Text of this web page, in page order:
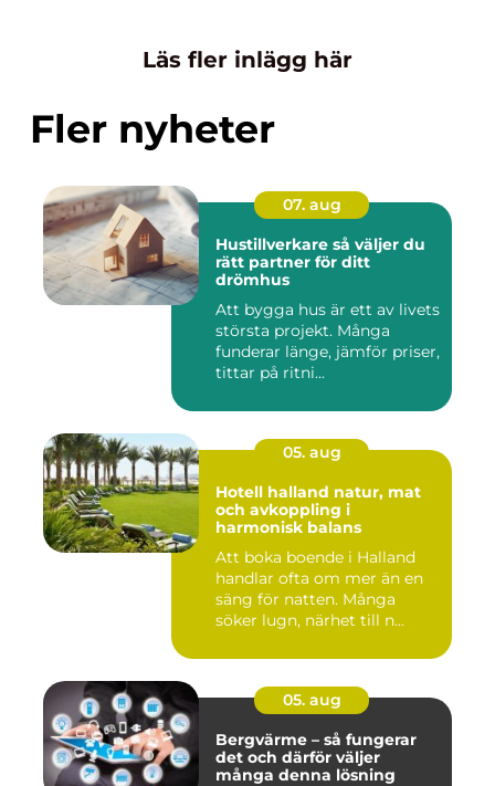
Läs fler inlägg här
Fler nyheter
07. aug
Hustillverkare så väljer du
rätt partner för ditt
drömhus
Att bygga hus är ett av livets
största projekt. Många
funderar länge, jämför priser,
tittar på ritni...
05. aug
Hotell halland natur, mat
och avkoppling i
harmonisk balans
Att boka boende i Halland
handlar ofta om mer än en
säng för natten. Många
söker lugn, närhet till n...
05. aug
Bergvärme – så fungerar
det och därför väljer
många denna lösning